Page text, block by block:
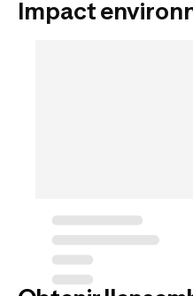
Impact